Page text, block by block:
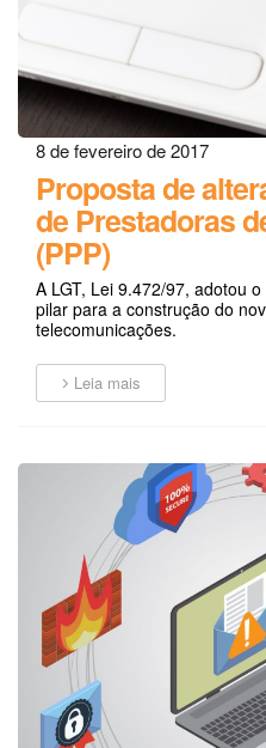
8 de fevereiro de 2017
Proposta de
de Prestadoras
(PPP)
A LGT, Lei 9.472/97, adotou
pilar para a construção do
telecomunicações.
Leia mais